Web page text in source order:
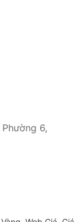
6,